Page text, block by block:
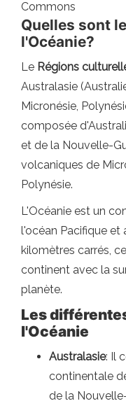
Commons
Quelles sont
l'Océanie?
Le Régions
Australasie
Micronésie,
composée
et de la Nouvelle-
volcaniques de
Polynésie.
L'Océanie est un
l'océan Pacifique et
kilomètres carrés,
continent avec la
planète.
Les
l'Océanie
Australasie: Il
continentale
de la